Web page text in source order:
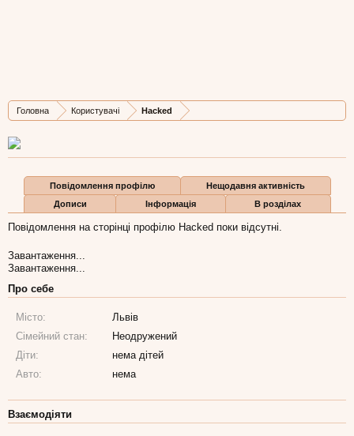
Головна Користувачі Hacked
Дописів
27
Карма Бали
0
Повідомлення профілю
Нещодавня активність
Дописи
Інформація В розділах
Повідомлення на сторінці профілю Hacked поки відсутні.
Завантаження...
Завантаження...
Про себе
Місто:
Львів
Сімейний стан:
Неодружений
Діти:
нема дітей
Авто:
нема
Взаємодіяти